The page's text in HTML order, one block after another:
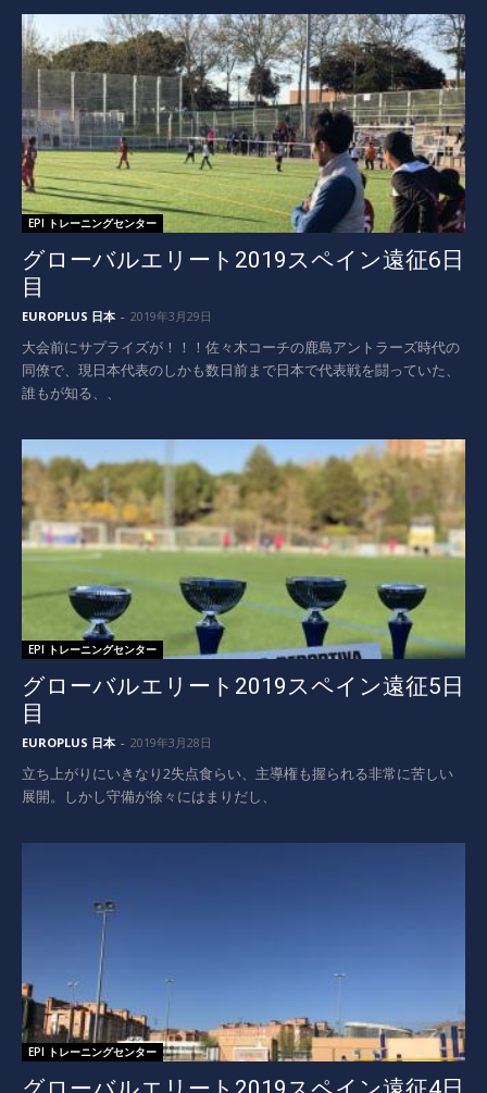
EPI トレーニングセンター
グローバルエリート2019スペイン遠征6日
目
EUROPLUS 日本 - 2019年3月29日
大会前にサプライズが！！！佐々木コーチの鹿島アントラーズ時代の
同僚で、現日本代表のしかも数日前まで日本で代表戦を闘っていた、
誰もが知る、、
EPI トレーニングセンター
グローバルエリート2019スペイン遠征5日
目
EUROPLUS 日本 - 2019年3月28日
立ち上がりにいきなり2失点食らい、主導権も握られる非常に苦しい
展開。しかし守備が徐々にはまりだし、
EPI トレーニングセンター